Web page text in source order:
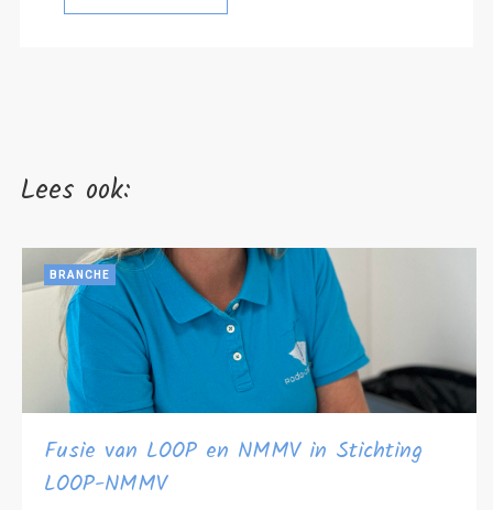
Lees ook:
BRANCHE
Fusie van LOOP en NMMV in Stichting
LOOP-NMMV